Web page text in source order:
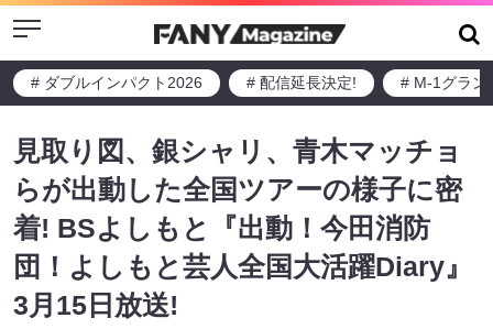
Menu
# ダブルインパクト2026 # 配信延長決定! # M-1グラン
見取り図、銀シャリ、青木マッチョ
らが出動した全国ツアーの様子に密
着! BSよしもと『出動！今田消防
団！よしもと芸人全国大活躍Diary』
3月15日放送!